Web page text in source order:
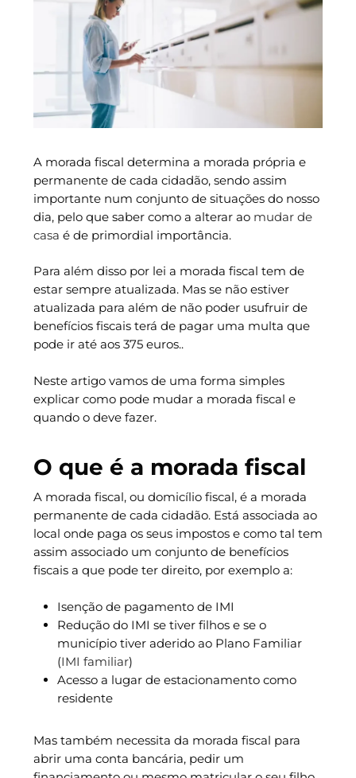
A morada fiscal determina a morada própria e
permanente de cada cidadão, sendo assim
importante num conjunto de situações do nosso
dia, pelo que saber como a alterar ao mudar de
casa é de primordial importância.
Para além disso por lei a morada fiscal tem de
estar sempre atualizada. Mas se não estiver
atualizada para além de não poder usufruir de
benefícios fiscais terá de pagar uma multa que
pode ir até aos 375 euros..
Neste artigo vamos de uma forma simples
explicar como pode mudar a morada fiscal e
quando o deve fazer.
O que é a morada fiscal
A morada fiscal, ou domicílio fiscal, é a morada
permanente de cada cidadão. Está associada ao
local onde paga os seus impostos e como tal tem
assim associado um conjunto de benefícios
fiscais a que pode ter direito, por exemplo a:
Isenção de pagamento de IMI
Redução do IMI se tiver filhos e se o
município tiver aderido ao Plano Familiar
(IMI familiar)
Acesso a lugar de estacionamento como
residente
Mas também necessita da morada fiscal para
abrir uma conta bancária, pedir um